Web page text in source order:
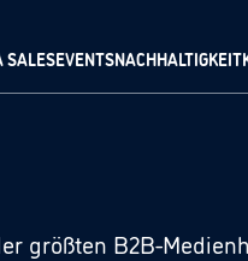
SALESEVENTSNACHHALTIGKEIT
größten B2B-